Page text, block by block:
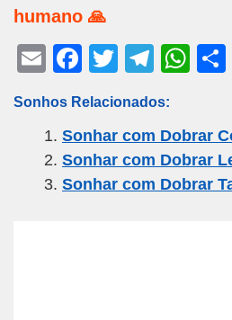
humano 🙏
E
ail
F
c
e
b
o
T
tt
er
T
e
gr
a
m
W
s
A
p
Sonhos Relacionados:
Sonhar com Dobrar
Sonhar com Dobrar
Sonhar com Dobrar